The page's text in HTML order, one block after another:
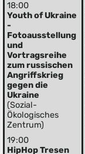
18:00
Youth of Ukraine
-
Fotoausstellung
und
Vortragsreihe
zum russischen
Angriffskrieg
gegen die
Ukraine
(Sozial-
Ökologisches
Zentrum)
19:00
HipHop Tresen